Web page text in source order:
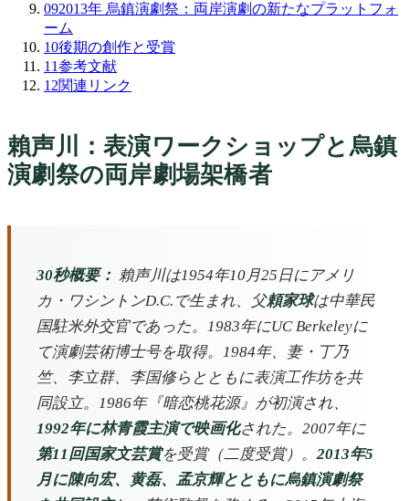
092013年 烏鎮演劇祭：両岸演劇の新たなプラットフォ
ーム
10後期の創作と受賞
11参考文献
12関連リンク
賴声川：表演ワークショップと烏鎮
演劇祭の両岸劇場架橋者
30秒概要： 賴声川は1954年10月25日にアメリ
カ・ワシントンD.C.で生まれ、父頼家球は中華民
国駐米外交官であった。1983年にUC Berkeleyに
て演劇芸術博士号を取得。1984年、妻・丁乃
竺、李立群、李国修らとともに表演工作坊を共
同設立。1986年『暗恋桃花源』が初演され、
1992年に林青霞主演で映画化された。2007年に
第11回国家文芸賞を受賞（二度受賞）。2013年5
月に陳向宏、黄磊、孟京輝とともに烏鎮演劇祭